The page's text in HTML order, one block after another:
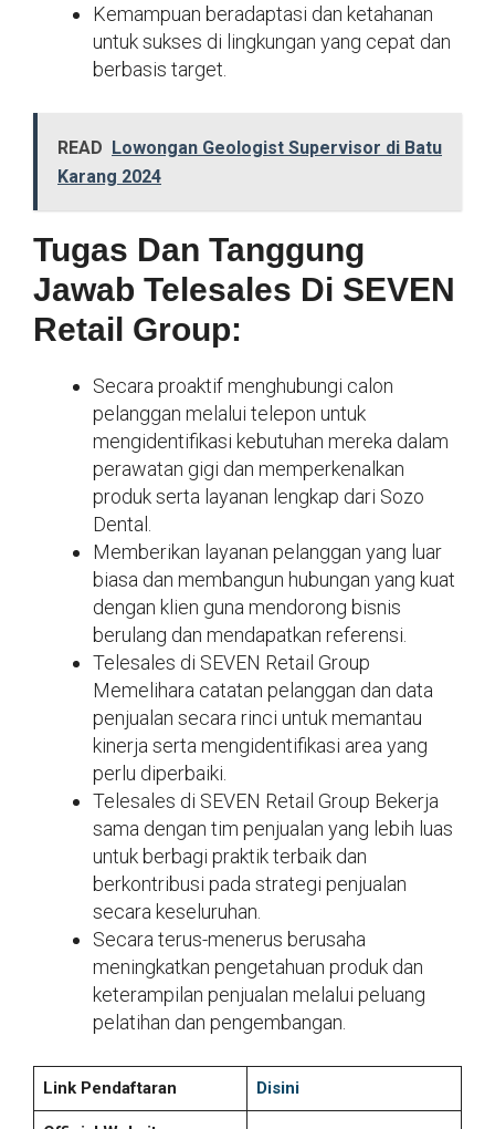
Kemampuan beradaptasi dan ketahanan
untuk sukses di lingkungan yang cepat dan
berbasis target.
READ Lowongan Geologist Supervisor di Batu
Karang 2024
Tugas Dan Tanggung
Jawab Telesales Di SEVEN
Retail Group:
Secara proaktif menghubungi calon
pelanggan melalui telepon untuk
mengidentifikasi kebutuhan mereka dalam
perawatan gigi dan memperkenalkan
produk serta layanan lengkap dari Sozo
Dental.
Memberikan layanan pelanggan yang luar
biasa dan membangun hubungan yang kuat
dengan klien guna mendorong bisnis
berulang dan mendapatkan referensi.
Telesales di SEVEN Retail Group
Memelihara catatan pelanggan dan data
penjualan secara rinci untuk memantau
kinerja serta mengidentifikasi area yang
perlu diperbaiki.
Telesales di SEVEN Retail Group Bekerja
sama dengan tim penjualan yang lebih luas
untuk berbagi praktik terbaik dan
berkontribusi pada strategi penjualan
secara keseluruhan.
Secara terus-menerus berusaha
meningkatkan pengetahuan produk dan
keterampilan penjualan melalui peluang
pelatihan dan pengembangan.
Link Pendaftaran Disini